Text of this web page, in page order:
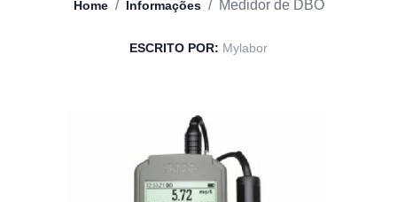
Home / Informações / Medidor de DBO
ESCRITO POR: Mylabor